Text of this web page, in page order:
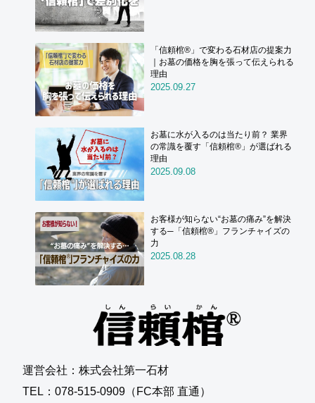
「信頼棺®」で変わる石材店の提案力
｜お墓の価格を胸を張って伝えられる
理由
2025.09.27
お墓に水が入るのは当たり前？ 業界
の常識を覆す「信頼棺®」が選ばれる
理由
2025.09.08
お客様が知らない“お墓の痛み”を解決
する─「信頼棺®」フランチャイズの
力
2025.08.28
運営会社：株式会社第一石材
TEL：078-515-0909（FC本部 直通）